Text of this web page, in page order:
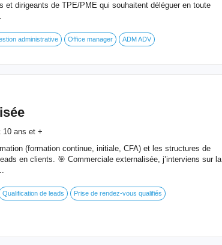
et dirigeants de TPE/PME qui souhaitent déléguer en toute
administrative Office manager ADM ADV
10 ans et +
(formation continue, initiale, CFA) et les structures de
en clients. 🎯 Commerciale externalisée, j’interviens sur la
Qualification de leads Prise de rendez-vous qualifiés